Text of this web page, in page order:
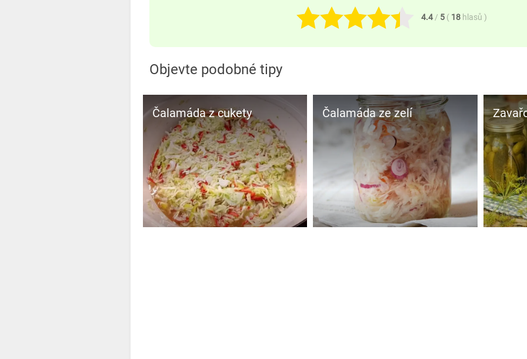
4.4 / 5 ( 18 hlasů )
Objevte podobné tipy
Čalamáda z cukety Čalamáda ze zelí